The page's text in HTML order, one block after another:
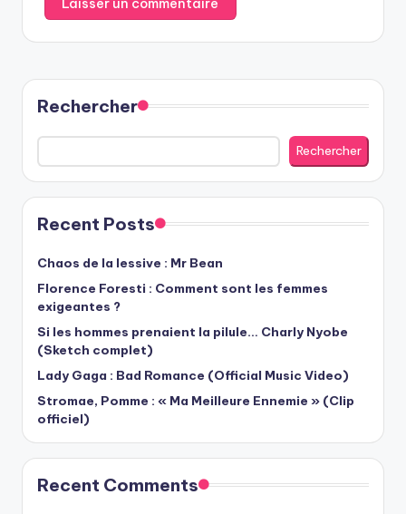
Rechercher
Rechercher
Recent Posts
Chaos de la lessive : Mr Bean
Florence Foresti : Comment sont les femmes
exigeantes ?
Si les hommes prenaient la pilule… Charly Nyobe
(Sketch complet)
Lady Gaga : Bad Romance (Official Music Video)
Stromae, Pomme : « Ma Meilleure Ennemie » (Clip
officiel)
Recent Comments